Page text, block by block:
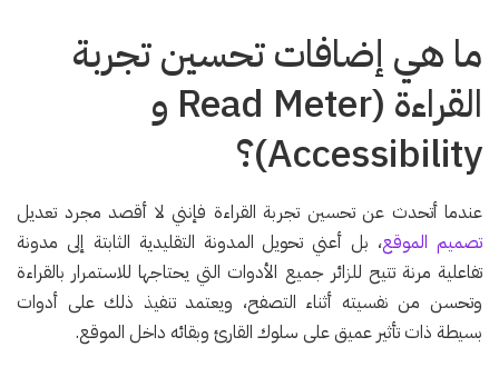
ما هي إضافات تحسين تجربة
القراءة (Read Meter و
Accessibility)؟
عندما أتحدث عن تحسين تجربة القراءة فإنني لا أقصد مجرد تعديل
تصميم الموقع، بل أعني تحويل المدونة التقليدية الثابتة إلى مدونة
تفاعلية مرنة تتيح للزائر جميع الأدوات التي يحتاجها للاستمرار بالقراءة
وتحسن من نفسيته أثناء التصفح، ويعتمد تنفيذ ذلك على أدوات
بسيطة ذات تأثير عميق على سلوك القارئ وبقائه داخل الموقع.